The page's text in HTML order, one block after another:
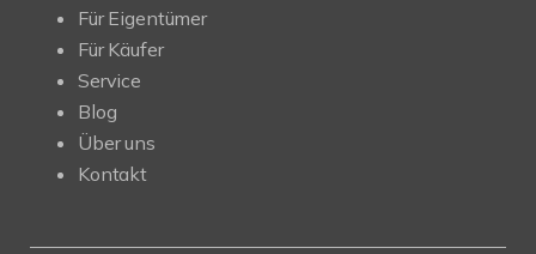
Für Eigentümer
Für Käufer
Service
Blog
Über uns
Kontakt